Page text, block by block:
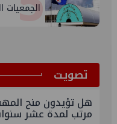
ﺗﺼﻮﻳﺖ
هل تؤيدون منح
مرتب لمدة عشر